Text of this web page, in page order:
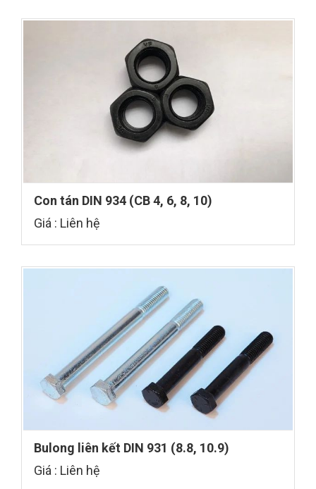
Con tán DIN 934 (CB 4, 6, 8, 10)
Giá : Liên hệ
Bulong liên kết DIN 931 (8.8, 10.9)
Giá : Liên hệ